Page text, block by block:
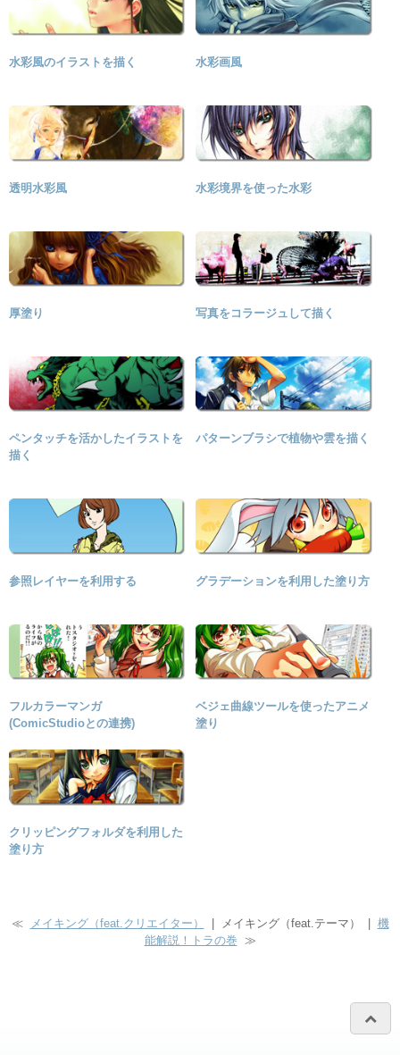
水彩風のイラストを描く 水彩画風
透明水彩風 水彩境界を使った水彩
厚塗り 写真をコラージュして描く
ペンタッチを活かしたイラストを
描く
パターンブラシで植物や雲を描く
参照レイヤーを利用する グラデーションを利用した塗り方
フルカラーマンガ
(ComicStudioとの連携)
ベジェ曲線ツールを使ったアニメ
塗り
クリッピングフォルダを利用した
塗り方
≪ メイキング（feat.クリエイター） | メイキング（feat.テーマ） | 機
能解説！トラの巻 ≫